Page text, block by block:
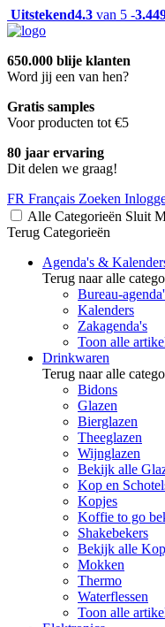
Uitstekend4.3 van 5 -
650.000 blije klanten
Word jij een van hen?
Gratis samples
Voor producten tot €5
80 jaar ervaring
Dit delen we graag!
FR Français Zoeken
Alle Categorieën Sluit
Terug Categorieën
Agenda's &
Terug naar alle
Bureau-
Kalenders
Zakagenda's
Toon alle
Drinkwaren
Terug naar alle
Bidons
Glazen
Bierglazen
Theeglazen
Wijnglazen
Bekijk alle
Kop en
Kopjes
Koffie to go
Shakebekers
Bekijk alle
Mokken
Thermo
Waterflessen
Toon alle